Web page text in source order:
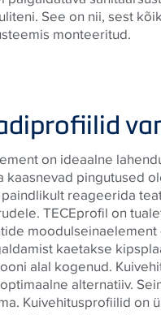
See on nii, sest
monteeritud.
on ideaalne
kaasnevad pingutused
reageerida
TECEprofil on
moodulseinaelement
kaetakse
alal kogenud.
alternatiiv.
Kuivehitusprofiilid on